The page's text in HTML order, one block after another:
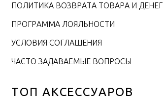
ПОЛИТИКА ВОЗВРАТА ТОВАРА И ДЕНЕГ
ПРОГРАММА ЛОЯЛЬНОСТИ
УСЛОВИЯ СОГЛАШЕНИЯ
ЧАСТО ЗАДАВАЕМЫЕ ВОПРОСЫ
ТОП АКСЕССУАРОВ